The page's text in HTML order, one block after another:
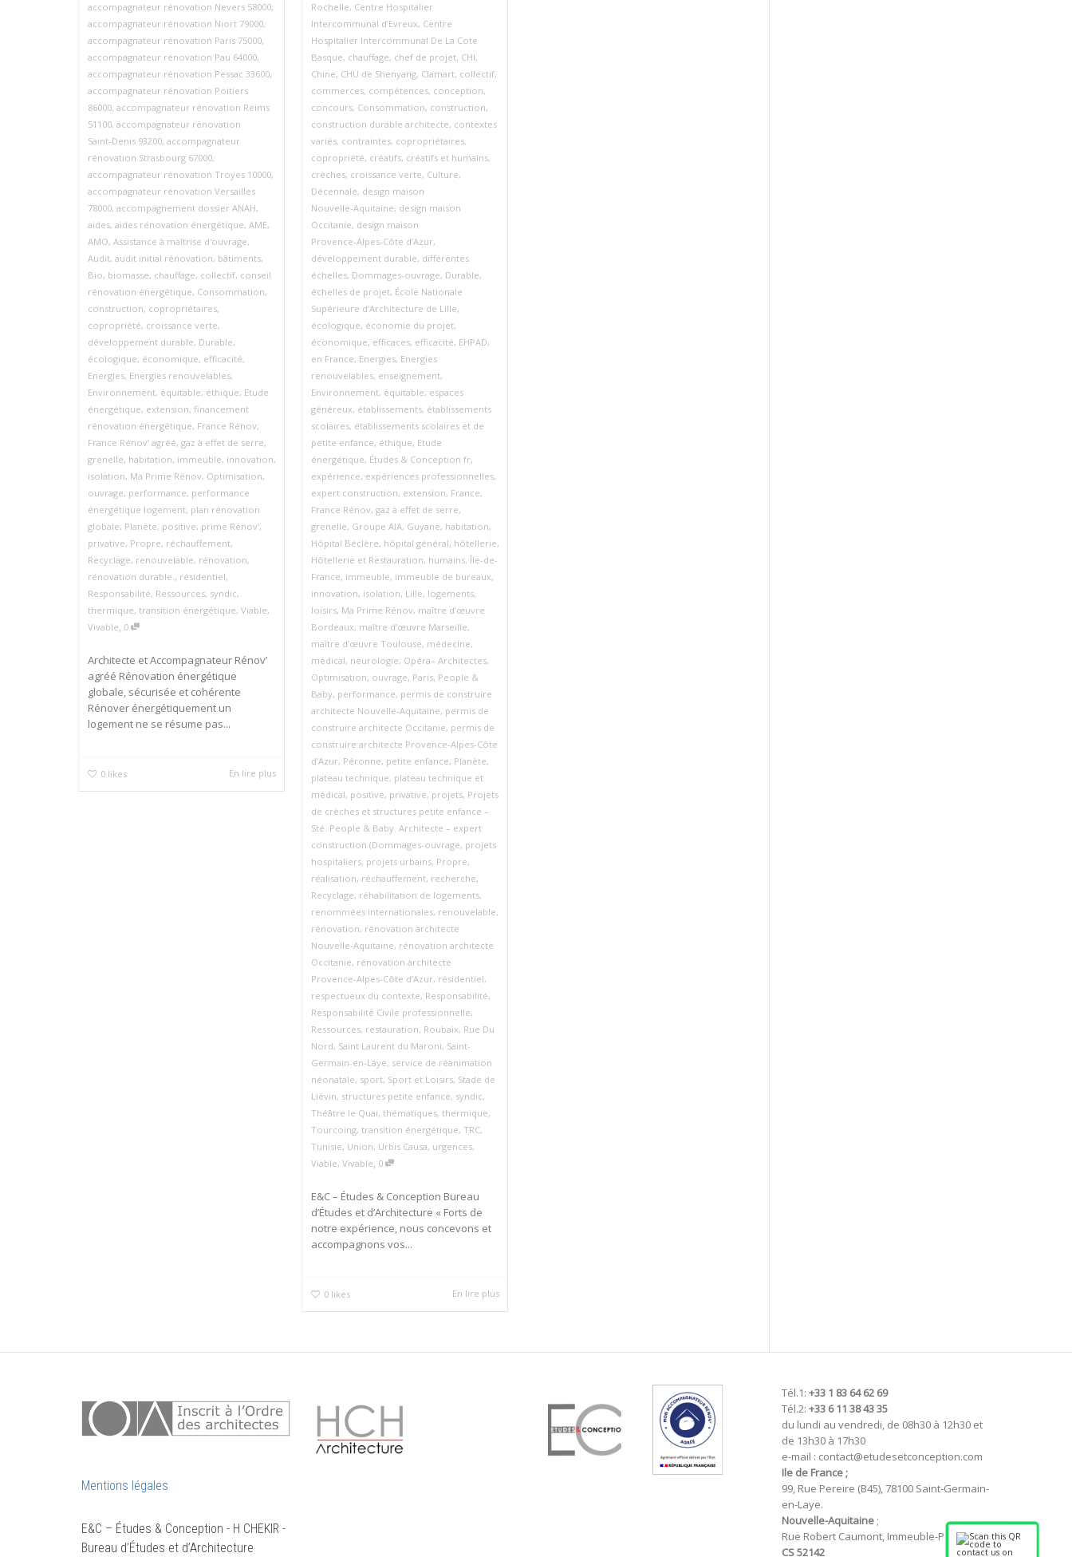
accompagnateur rénovation Nevers 58000,
accompagnateur rénovation Niort 79000,
accompagnateur rénovation Paris 75000,
accompagnateur rénovation Pau 64000,
accompagnateur rénovation Pessac 33600,
accompagnateur rénovation Poitiers
86000, accompagnateur rénovation Reims
51100, accompagnateur rénovation
Saint‑Denis 93200, accompagnateur
rénovation Strasbourg 67000,
accompagnateur rénovation Troyes 10000,
accompagnateur rénovation Versailles
78000, accompagnement dossier ANAH,
aides, aides rénovation énergétique, AME,
AMO, Assistance à maîtrise d'ouvrage,
Audit, audit initial rénovation, bâtiments,
Bio, biomasse, chauffage, collectif, conseil
rénovation énergétique, Consommation,
construction, copropriétaires,
copropriété, croissance verte,
développement durable, Durable,
écologique, économique, efficacité,
Energies, Energies renouvelables,
Environnement, équitable, éthique, Etude
énergétique, extension, financement
rénovation énergétique, France Rénov,
France Rénov’ agréé, gaz à effet de serre,
grenelle, habitation, immeuble, innovation,
isolation, Ma Prime Rénov, Optimisation,
ouvrage, performance, performance
énergétique logement, plan rénovation
globale, Planète, positive, prime Rénov’,
privative, Propre, réchauffement,
Recyclage, renouvelable, rénovation,
rénovation durable., résidentiel,
Responsabilité, Ressources, syndic,
thermique, transition énergétique, Viable,
Vivable, 0
Architecte et Accompagnateur Rénov’
agréé Rénovation énergétique
globale, sécurisée et cohérente
Rénover énergétiquement un
logement ne se résume pas...
0 likes En lire plus
Rochelle, Centre Hospitalier
Intercommunal d’Evreux, Centre
Hospitalier Intercommunal De La Cote
Basque, chauffage, chef de projet, CHI,
Chine, CHU de Shenyang, Clamart, collectif,
commerces, compétences, conception,
concours, Consommation, construction,
construction durable architecte, contextes
variés, contraintes, copropriétaires,
copropriété, créatifs, créatifs et humains,
crèches, croissance verte, Culture,
Décennale, design maison
Nouvelle‑Aquitaine, design maison
Occitanie, design maison
Provence‑Alpes‑Côte d’Azur,
développement durable, différentes
échelles, Dommages-ouvrage, Durable,
échelles de projet, École Nationale
Supérieure d’Architecture de Lille,
écologique, économie du projet,
économique, efficaces, efficacité, EHPAD,
en France, Energies, Energies
renouvelables, enseignement,
Environnement, équitable, espaces
généreux, établissements, établissements
scolaires, établissements scolaires et de
petite enfance, éthique, Etude
énergétique, Études & Conception fr,
expérience, expériences professionnelles,
expert construction, extension, France,
France Rénov, gaz à effet de serre,
grenelle, Groupe AIA, Guyane, habitation,
Hôpital Béclère, hôpital général, hôtellerie,
Hôtellerie et Restauration, humains, Île-de-
France, immeuble, immeuble de bureaux,
innovation, isolation, Lille, logements,
loisirs, Ma Prime Rénov, maître d’œuvre
Bordeaux, maître d’œuvre Marseille,
maître d’œuvre Toulouse, médecine,
médical, neurologie, Opéra– Architectes,
Optimisation, ouvrage, Paris, People &
Baby, performance, permis de construire
architecte Nouvelle‑Aquitaine, permis de
construire architecte Occitanie, permis de
construire architecte Provence‑Alpes‑Côte
d’Azur, Péronne, petite enfance, Planète,
plateau technique, plateau technique et
médical, positive, privative, projets, Projets
de crèches et structures petite enfance –
Sté. People & Baby. Architecte – expert
construction (Dommages-ouvrage, projets
hospitaliers, projets urbains, Propre,
réalisation, réchauffement, recherche,
Recyclage, réhabilitation de logements,
renommées internationales, renouvelable,
rénovation, rénovation architecte
Nouvelle‑Aquitaine, rénovation architecte
Occitanie, rénovation architecte
Provence‑Alpes‑Côte d’Azur, résidentiel,
respectueux du contexte, Responsabilité,
Responsabilité Civile professionnelle,
Ressources, restauration, Roubaix, Rue Du
Nord, Saint Laurent du Maroni, Saint-
Germain-en-Laye, service de réanimation
néonatale, sport, Sport et Loisirs, Stade de
Liévin, structures petite enfance, syndic,
Théâtre le Quai, thématiques, thermique,
Tourcoing, transition énergétique, TRC,
Tunisie, Union, Urbis Causa, urgences,
Viable, Vivable, 0
E&C – Études & Conception Bureau
d’Études et d’Architecture « Forts de
notre expérience, nous concevons et
accompagnons vos...
0 likes En lire plus
Mentions légales
E&C – Études & Conception - H CHEKIR -
Bureau d’Études et d’Architecture
Tél.1: +33 1 83 64 62 69
Tél.2: +33 6 11 38 43 35
du lundi au vendredi, de 08h30 à 12h30 et
de 13h30 à 17h30
e-mail : contact@etudesetconception.com
Ile de France ;
99, Rue Pereire (B45), 78100 Saint-Germain-
en-Laye.
Nouvelle-Aquitaine;
Rue Robert Caumont, Immeuble-P
CS 52142